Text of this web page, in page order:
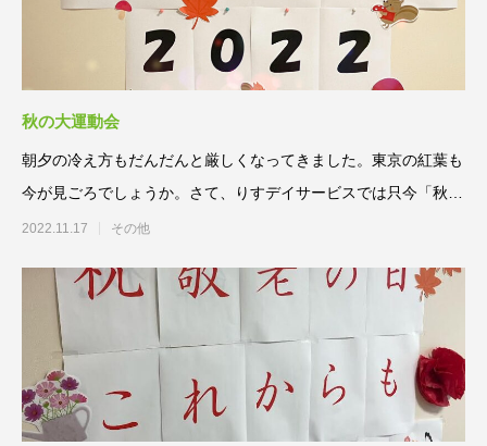
秋の大運動会
朝夕の冷え方もだんだんと厳しくなってきました。東京の紅葉も
今が見ごろでしょうか。さて、りすデイサービスでは只今「秋の
大運動会202
2022.11.17 その他